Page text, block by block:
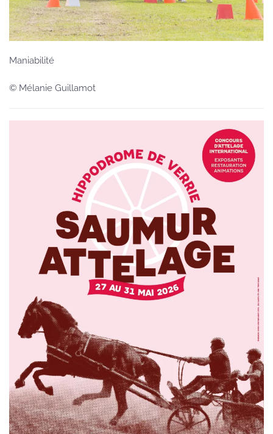
Maniabilité
© Mélanie Guillamot